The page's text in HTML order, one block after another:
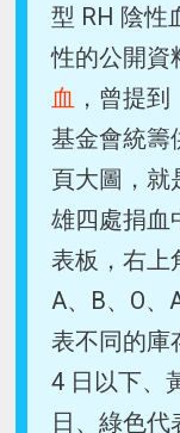
型 RH 陰性
性的公開資
血 ，曾提
基金會統籌
頁大圖，就
雄四處捐血
表板，右上
A、B、O
表不同的庫
4 日以下、
日、綠色代